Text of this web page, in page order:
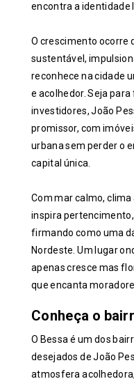
encontra a identidade
O crescimento ocorre
sustentável,
reconhece na cidade
e acolhedor. Seja
investidores, João
promissor, com
urbana sem perder o
capital única.
Com mar calmo,
inspira
firmando como uma
Nordeste. Um lugar
apenas cresce mas
que encanta
Conheça o
O Bessa é um dos
desejados de João
atmosfera